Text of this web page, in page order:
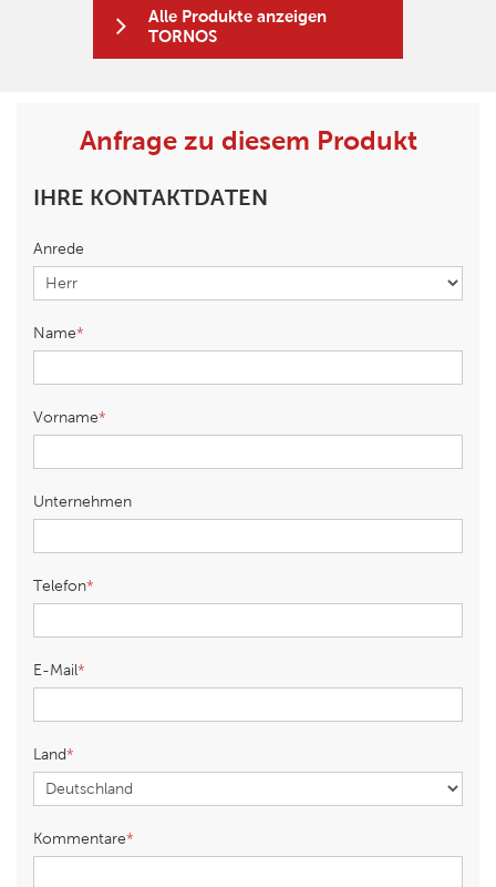
Alle Produkte anzeigen
TORNOS
Anfrage zu diesem Produkt
IHRE KONTAKTDATEN
Anrede
Name
Vorname
Unternehmen
Telefon
E-Mail
Land
Kommentare